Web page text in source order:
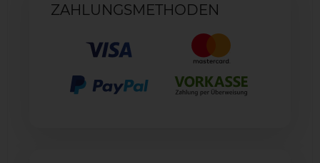
ZAHLUNGSMETHODEN